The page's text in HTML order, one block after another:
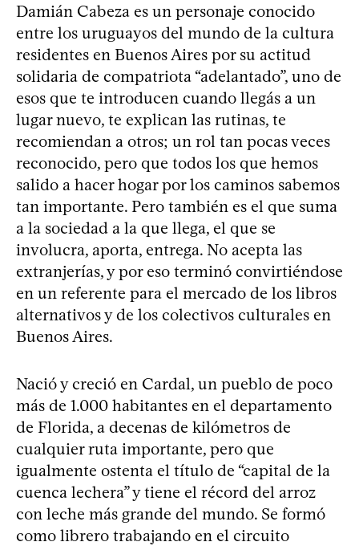
Damián Cabeza es un personaje conocido
entre los uruguayos del mundo de la cultura
residentes en Buenos Aires por su actitud
solidaria de compatriota “adelantado”, uno de
esos que te introducen cuando llegás a un
lugar nuevo, te explican las rutinas, te
recomiendan a otros; un rol tan pocas veces
reconocido, pero que todos los que hemos
salido a hacer hogar por los caminos sabemos
tan importante. Pero también es el que suma
a la sociedad a la que llega, el que se
involucra, aporta, entrega. No acepta las
extranjerías, y por eso terminó convirtiéndose
en un referente para el mercado de los libros
alternativos y de los colectivos culturales en
Buenos Aires.
Nació y creció en Cardal, un pueblo de poco
más de 1.000 habitantes en el departamento
de Florida, a decenas de kilómetros de
cualquier ruta importante, pero que
igualmente ostenta el título de “capital de la
cuenca lechera” y tiene el récord del arroz
con leche más grande del mundo. Se formó
como librero trabajando en el circuito